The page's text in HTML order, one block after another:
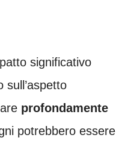
significativo
profondamente
potrebbero essere